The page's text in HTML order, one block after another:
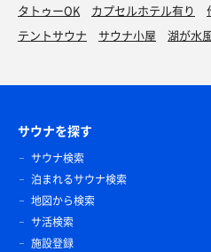
タトゥーOK
カプセルホテル有り
テントサウナ
サウナ小屋 湖が水
サウナを探す
サウナ検索
泊まれるサウナ検索
地図から検索
サ活検索
施設登録